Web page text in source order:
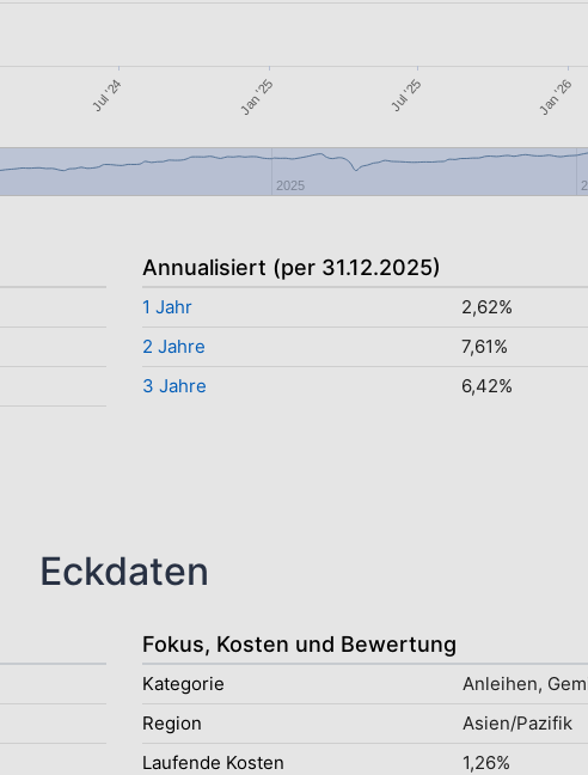
Jul '24 Jan '25 Jul '25 Jan '26
2025
Annualisiert (per 31.12.2025)
1 Jahr
2,62%
2 Jahre
7,61%
3 Jahre
6,42%
Eckdaten
Fokus, Kosten und Bewertung
Kategorie
Anleihen,
Region
Asien/Pazifik
Laufende Kosten
1,26%